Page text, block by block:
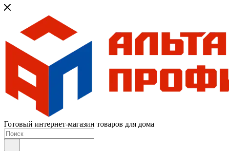
Готовый интернет-магазин товаров для дома